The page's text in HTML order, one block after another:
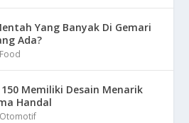
Yang Banyak Di Gemari
Ada?
Food
150 Memiliki Desain Menarik
Handal
Otomotif